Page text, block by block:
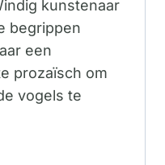
kunstenaar
begrippen
een
prozaïsch om
vogels te